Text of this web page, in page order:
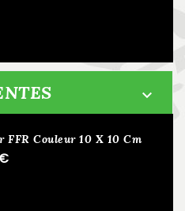

FFR Couleur 10 X 10 Cm